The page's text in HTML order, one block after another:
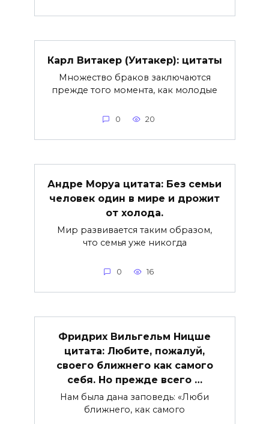
Карл Витакер (Уитакер): цитаты
Множество браков заключаются
прежде того момента, как молодые
0 20
Андре Моруа цитата: Без семьи
человек один в мире и дрожит
от холода.
Мир развивается таким образом,
что семья уже никогда
0 16
Фридрих Вильгельм Ницше
цитата: Любите, пожалуй,
своего ближнего как самого
себя. Но прежде всего …
Нам была дана заповедь: «Люби
ближнего, как самого